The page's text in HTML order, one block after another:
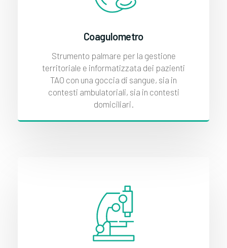
Coagulometro
Strumento palmare per la gestione
territoriale e informatizzata dei pazienti
TAO con una goccia di sangue, sia in
contesti ambulatoriali, sia in contesti
domiciliari.